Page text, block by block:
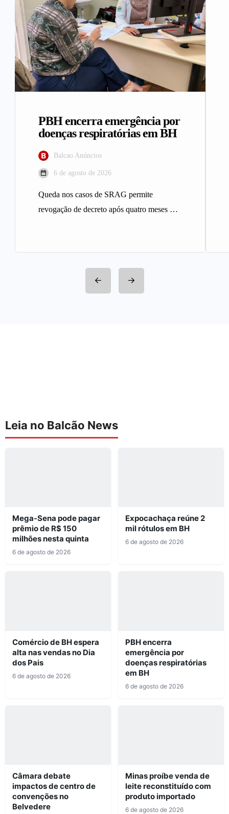
PBH encerra emergência por
doenças respiratórias em BH
Balcao Anúncios
6 de agosto de 2026
Queda nos casos de SRAG permite
revogação de decreto após quatro meses A
Leia no Balcão News
Mega-Sena pode pagar
prêmio de R$ 150
milhões nesta quinta
6 de agosto de 2026
Expocachaça reúne 2
mil rótulos em BH
6 de agosto de 2026
Comércio de BH espera
alta nas vendas no Dia
dos Pais
6 de agosto de 2026
PBH encerra
emergência por
doenças respiratórias
em BH
6 de agosto de 2026
Câmara debate
impactos de centro de
convenções no
Belvedere
Minas proíbe venda de
leite reconstituído com
produto importado
6 de agosto de 2026